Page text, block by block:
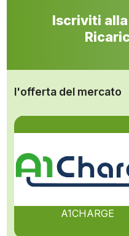
Iscriviti
l'offerta del mercato
A1CHARGE